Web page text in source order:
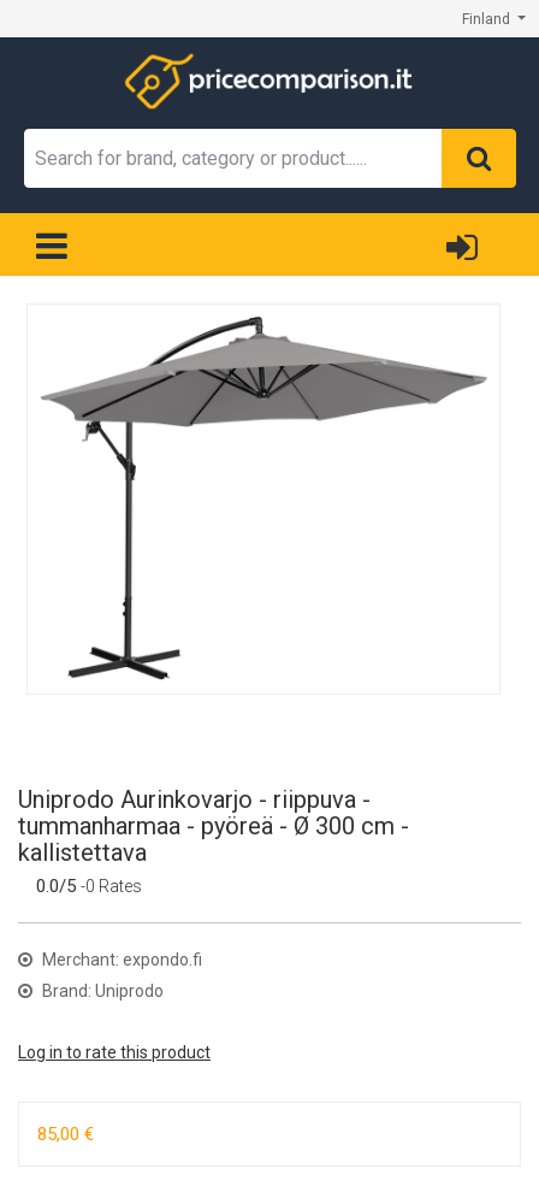
Finland
Uniprodo Aurinkovarjo - riippuva -
tummanharmaa - pyöreä - Ø 300 cm -
kallistettava
0.0/5 -0 Rates
Merchant: expondo.fi
Brand: Uniprodo
Log in to rate this product
85,00 €